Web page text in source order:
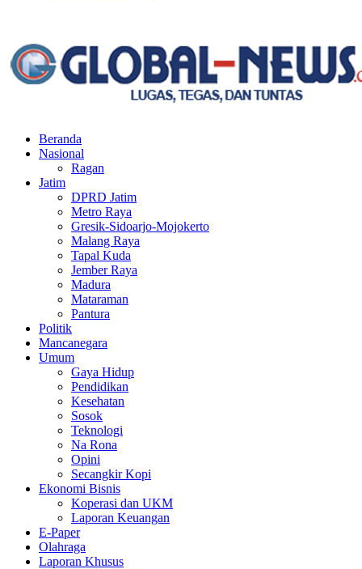
Beranda
Nasional
Ragan
Jatim
DPRD Jatim
Metro Raya
Gresik-Sidoarjo-Mojokerto
Malang Raya
Tapal Kuda
Jember Raya
Madura
Mataraman
Pantura
Politik
Mancanegara
Umum
Gaya Hidup
Pendidikan
Kesehatan
Sosok
Teknologi
Na Rona
Opini
Secangkir Kopi
Ekonomi Bisnis
Koperasi dan UKM
Laporan Keuangan
E-Paper
Olahraga
Laporan Khusus